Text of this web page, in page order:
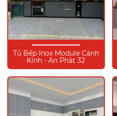
Tủ Bếp Inox Module Cánh
Kính - An Phát 32